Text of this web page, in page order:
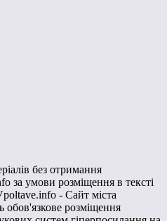
без отримання
за умови розміщення в тексті
- Сайт міста
обов'язкове розміщення